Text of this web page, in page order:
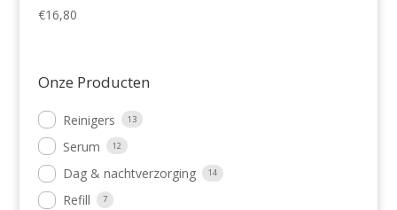
€16,80
Onze Producten
Reinigers 13
Serum 12
Dag & nachtverzorging 14
Refill 7